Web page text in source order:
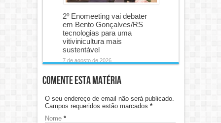
2º Enomeeting vai debater
em Bento Gonçalves/RS
tecnologias para uma
vitivinicultura mais
sustentável
7 de agosto de 2026
Comente esta matéria
O seu endereço de email não será publicado.
Campos requeridos estão marcados *
Nome *